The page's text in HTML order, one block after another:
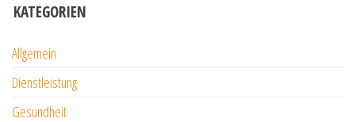
KATEGORIEN
Allgemein
Dienstleistung
Gesundheit